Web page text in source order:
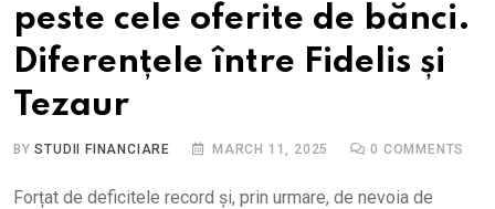
peste cele oferite de bănci.
Diferențele între Fidelis și
Tezaur
BYSTUDII FINANCIARE MARCH 11, 2025 0 COMMENTS
Forțat de deficitele record și, prin urmare, de nevoia de